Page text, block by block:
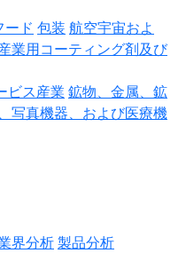
ード 包装 航空宇宙およ
業用コーティング剤及び
ビス産業 鉱物、金属、鉱
写真機器、および医療機
界分析製品分析